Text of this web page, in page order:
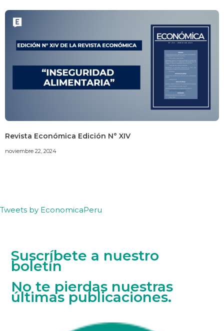
Revista Económica Edición N° XIV
noviembre 22, 2024
Tweets by EconomicaPeru
Suscríbete a nuestro
boletín
No te pierdas nuestras
últimas publicaciones.